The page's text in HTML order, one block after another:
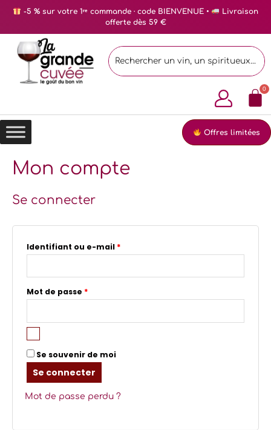
-5 % sur votre 1ʳᵉ commande · code BIENVENUE •
Livraison
offerte dès 59 €
Offres limitées
Mon compte
Se connecter
Identifiant ou e-mail *
Mot de passe *
Se souvenir de moi
Se connecter
Mot de passe perdu ?